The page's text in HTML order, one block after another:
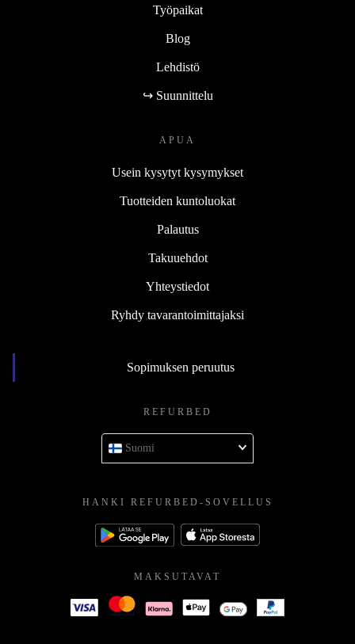
Työpaikat
Blog
Lehdistö
↪ Suunnittelu
APUA
Usein kysytyt kysymykset
Tuotteiden kuntoluokat
Palautus
Takuuehdot
Yhteystiedot
Ryhdy tavarantoimittajaksi
Sopimuksen peruutus
REFURBED
Suomi
HANKI REFURBED-SOVELLUS
MAKSUTAVAT